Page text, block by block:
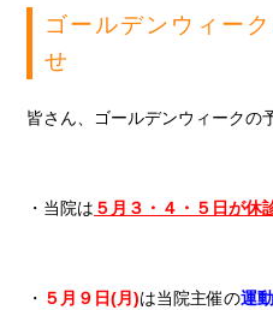
ゴールデンウィー
せ
皆さん、ゴールデンウィークの
・当院は ５月３・４・５日が休
・ ５月９日(月)は当院主催の運